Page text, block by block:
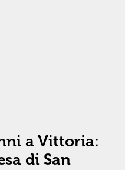
a Vittoria:
di San